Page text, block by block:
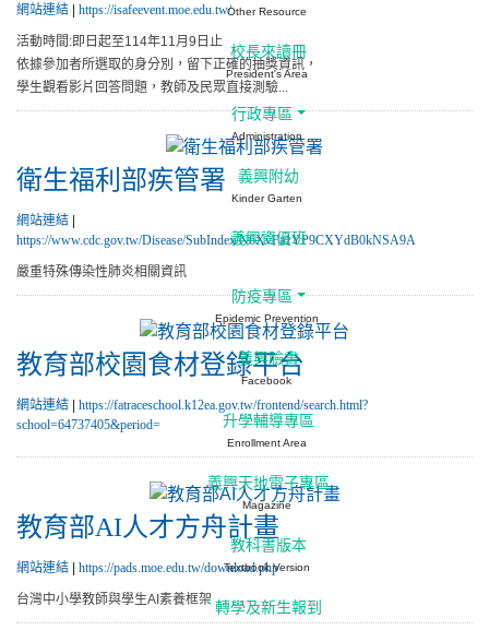
網站連結 | https://isafeevent.moe.edu.tw/
活動時間:即日起至114年11月9日止
依據參加者所選取的身分別，留下正確的抽獎資訊，
學生觀看影片回答問題，教師及民眾直接測驗...
衛生福利部疾管署
網站連結
https://www.cdc.gov.tw/Disease/SubIndex/N6XvFa1YP9CXYdB0kNSA9A
嚴重特殊傳染性肺炎相關資訊
教育部校園食材登錄平台
網站連結
https://fatraceschool.k12ea.gov.tw/frontend/search.html?
school=64737405&period=
教育部AI人才方舟計畫
網站連結 | https://pads.moe.edu.tw/download.php
台灣中小學教師與學生AI素養框架
Other Resource
校長來讀冊
President's Area
行政專區
Administration
義興附幼
Kinder Garten
義興資優班
防疫專區
Epidemic Prevention
義興臉書
Facebook
升學輔導專區
Enrollment Area
義興天地電子專區
Magazine
教科書版本
Textbook Version
轉學及新生報到